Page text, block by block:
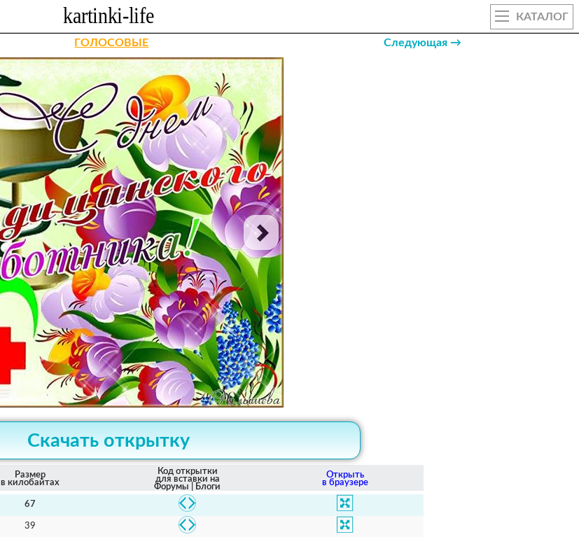
КАТАЛОГ
ГОЛОСОВЫЕ Следующая →
Скачать открытку
Размер
в килобайтах
Код открытки
для вставки на
Форумы | Блоги
Открыть
в браузере
67
39